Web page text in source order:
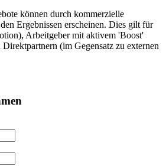
können durch kommerzielle
Ergebnissen erscheinen. Dies gilt für
Arbeitgeber mit aktivem 'Boost'
(im Gegensatz zu externen